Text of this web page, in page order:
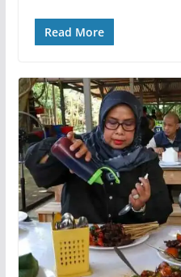
Read More